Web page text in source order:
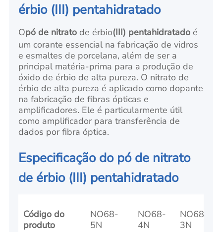
érbio (III) pentahidratado
Opó de nitrato de érbio(III) pentahidratado é
um corante essencial na fabricação de vidros
e esmaltes de porcelana, além de ser a
principal matéria-prima para a produção de
óxido de érbio de alta pureza. O nitrato de
érbio de alta pureza é aplicado como dopante
na fabricação de fibras ópticas e
amplificadores. Ele é particularmente útil
como amplificador para transferência de
dados por fibra óptica.
Especificação do pó de nitrato
de érbio (III) pentahidratado
Código do
produto
NO68-
5N
NO68-
4N
NO68-
3N